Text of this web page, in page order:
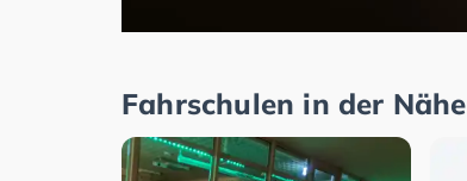
Fahrschulen in der Nähe